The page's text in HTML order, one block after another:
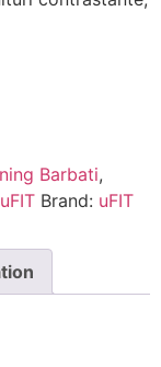
Barbati,
Brand: uFIT